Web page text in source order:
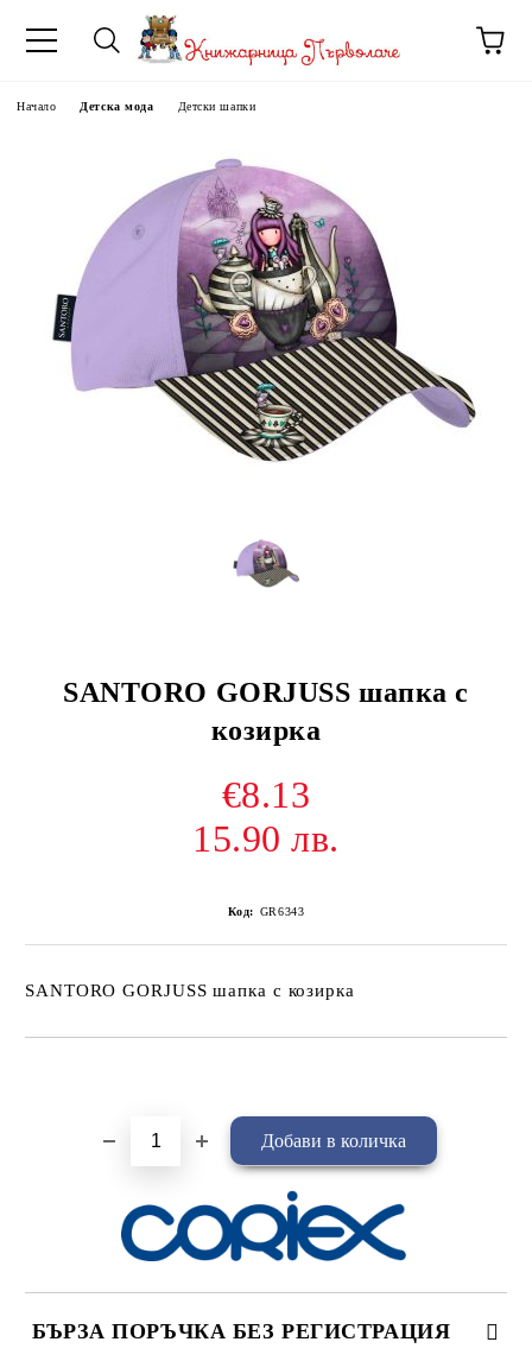
Начало Детска мода Детски шапки
SANTORO GORJUSS шапка с
козирка
€8.13
15.90 лв.
Код: GR6343
SANTORO GORJUSS шапка с козирка
БЪРЗА ПОРЪЧКА БЕЗ РЕГИСТРАЦИЯ